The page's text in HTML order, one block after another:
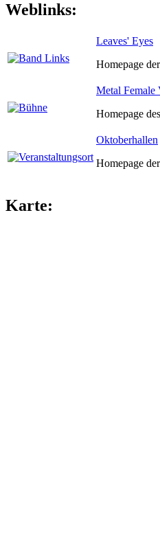
Weblinks:
Leaves' Eyes
Homepage
Metal Female
Homepage
Oktoberhallen
Homepage
Karte: